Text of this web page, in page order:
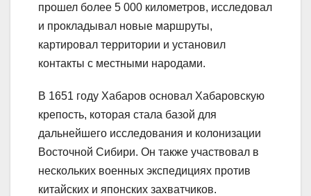
прошел более 5 000 километров, исследовал
и прокладывал новые маршруты,
картировал территории и установил
контакты с местными народами.
В 1651 году Хабаров основал Хабаровскую
крепость, которая стала базой для
дальнейшего исследования и колонизации
Восточной Сибири. Он также участвовал в
нескольких военных экспедициях против
китайских и японских захватчиков.